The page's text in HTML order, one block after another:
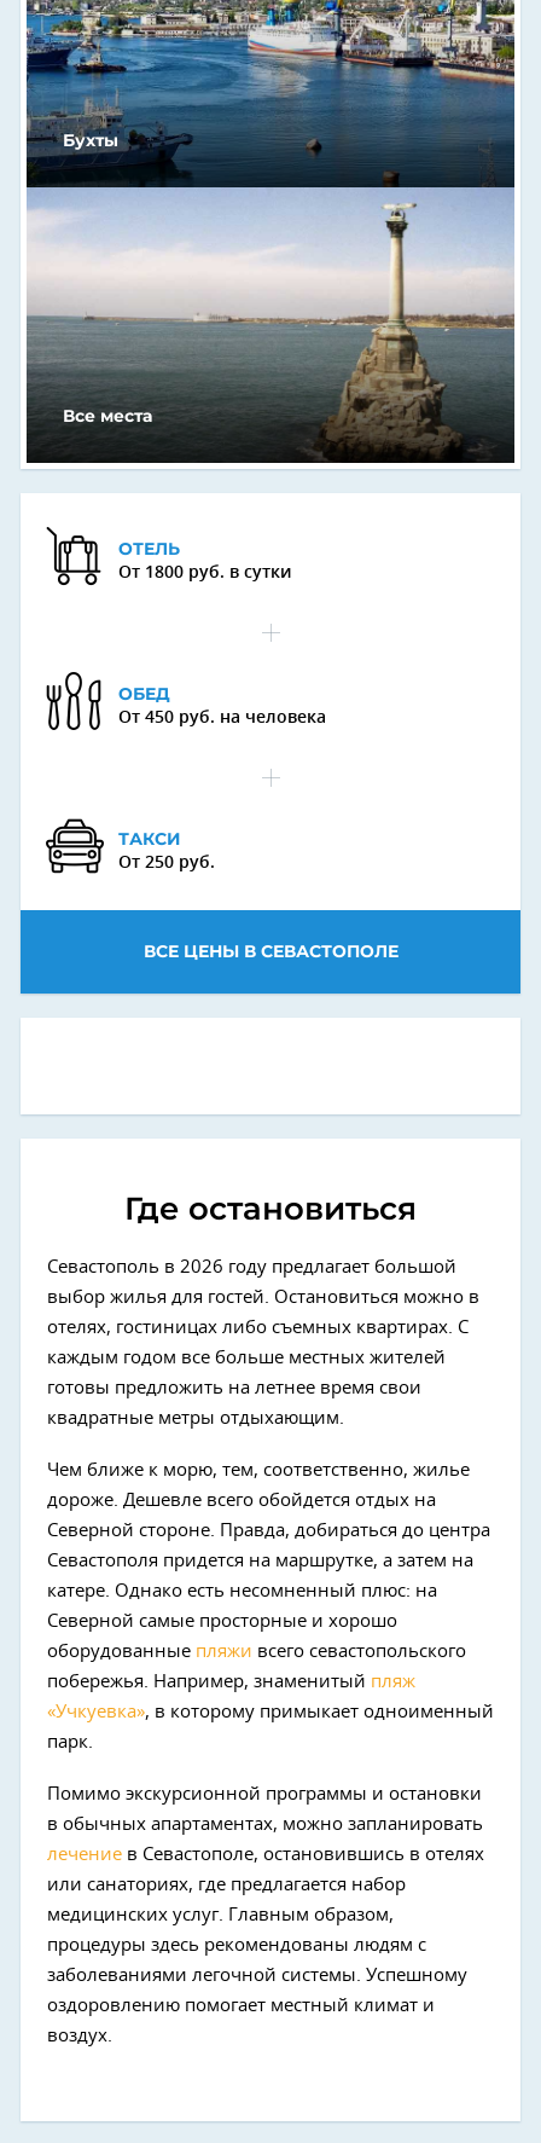
Бухты
Все места
ОТЕЛЬ
От 1800 руб. в сутки
ОБЕД
От 450 руб. на человека
ТАКСИ
От 250 руб.
ВСЕ ЦЕНЫ В СЕВАСТОПОЛЕ
Где остановиться
Севастополь в 2026 году предлагает большой
выбор жилья для гостей. Остановиться можно в
отелях, гостиницах либо съемных квартирах. С
каждым годом все больше местных жителей
готовы предложить на летнее время свои
квадратные метры отдыхающим.
Чем ближе к морю, тем, соответственно, жилье
дороже. Дешевле всего обойдется отдых на
Северной стороне. Правда, добираться до центра
Севастополя придется на маршрутке, а затем на
катере. Однако есть несомненный плюс: на
Северной самые просторные и хорошо
оборудованные пляжи всего севастопольского
побережья. Например, знаменитый пляж
«Учкуевка», в которому примыкает одноименный
парк.
Помимо экскурсионной программы и остановки
в обычных апартаментах, можно запланировать
лечение в Севастополе, остановившись в отелях
или санаториях, где предлагается набор
медицинских услуг. Главным образом,
процедуры здесь рекомендованы людям с
заболеваниями легочной системы. Успешному
оздоровлению помогает местный климат и
воздух.